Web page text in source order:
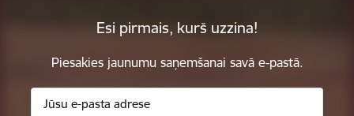
Esi pirmais, kurš uzzina!
Piesakies jaunumu saņemšanai savā e-pastā.